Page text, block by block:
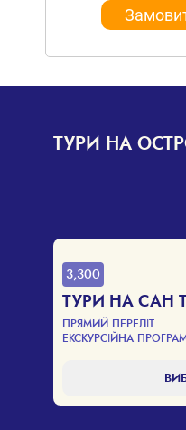
ТУРИ НА
1,250
ТУРИ НА
ЕКСКУРСІЙНА